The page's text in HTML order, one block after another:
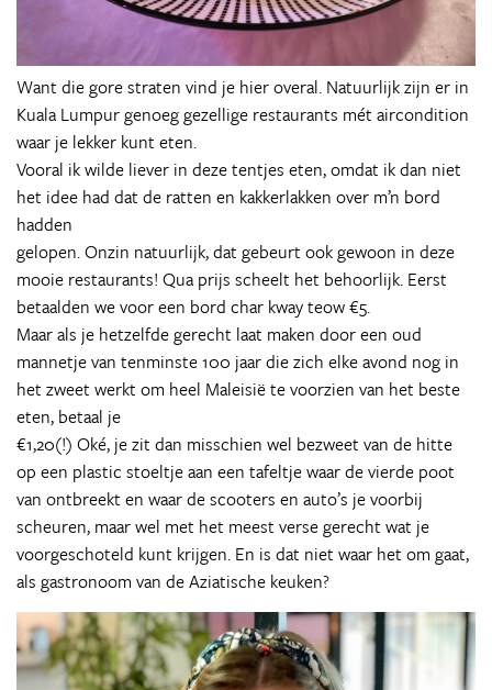
Want die gore straten vind je hier overal. Natuurlijk zijn er in
Kuala Lumpur genoeg gezellige restaurants mét aircondition
waar je lekker kunt eten.
Vooral ik wilde liever in deze tentjes eten, omdat ik dan niet
het idee had dat de ratten en kakkerlakken over m’n bord
hadden
gelopen. Onzin natuurlijk, dat gebeurt ook gewoon in deze
mooie restaurants! Qua prijs scheelt het behoorlijk. Eerst
betaalden we voor een bord char kway teow €5.
Maar als je hetzelfde gerecht laat maken door een oud
mannetje van tenminste 100 jaar die zich elke avond nog in
het zweet werkt om heel Maleisië te voorzien van het beste
eten, betaal je
€1,20(!) Oké, je zit dan misschien wel bezweet van de hitte
op een plastic stoeltje aan een tafeltje waar de vierde poot
van ontbreekt en waar de scooters en auto’s je voorbij
scheuren, maar wel met het meest verse gerecht wat je
voorgeschoteld kunt krijgen. En is dat niet waar het om gaat,
als gastronoom van de Aziatische keuken?